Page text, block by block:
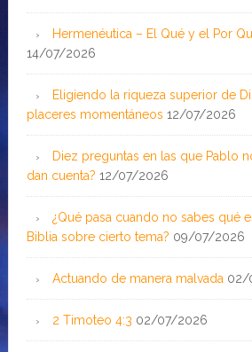
Hermenéutica – El Qué y el Por
14/07/2026
Eligiendo la riqueza superior de
placeres momentáneos 12/07/2026
Diez preguntas en las que Pablo
dan cuenta? 12/07/2026
¿Qué pasa cuando no sabes qué
Biblia sobre cierto tema? 09/07/2026
Actuando de manera malvada 02/
2 Timoteo 4:3 02/07/2026